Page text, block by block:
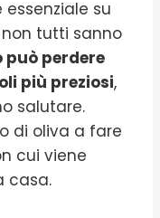
su
tutti sanno
può perdere
più preziosi,
salutare.
di oliva a fare
cui viene
casa.